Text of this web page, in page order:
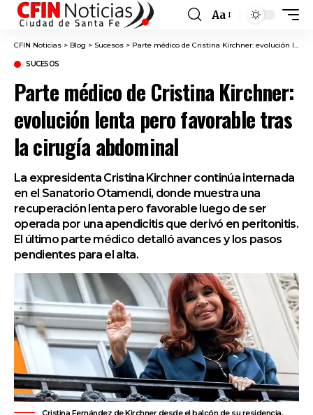
Font
Resizer
Aa
CFIN Noticias > Blog > Sucesos > Parte médico de Cristina Kirchner: evolución lenta pero favorable tras la cirugía abdominal
SUCESOS
Parte médico de Cristina Kirchner:
evolución lenta pero favorable tras
la cirugía abdominal
La expresidenta Cristina Kirchner continúa internada
en el Sanatorio Otamendi, donde muestra una
recuperación lenta pero favorable luego de ser
operada por una apendicitis que derivó en peritonitis.
El último parte médico detalló avances y los pasos
pendientes para el alta.
Cristina Fernández de Kirchner desde el balcón de su residencia,